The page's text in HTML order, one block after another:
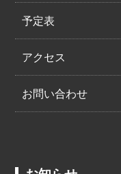
予定表
アクセス
お問い合わせ